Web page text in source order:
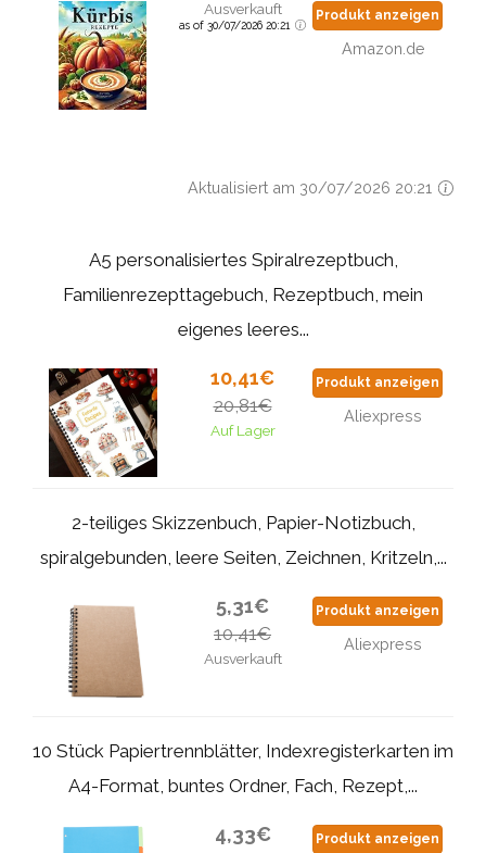
Ausverkauft
as of 30/07/2026 20:21
Produkt anzeigen
Amazon.de
Aktualisiert am 30/07/2026 20:21
A5 personalisiertes Spiralrezeptbuch,
Familienrezepttagebuch, Rezeptbuch, mein
eigenes leeres...
10,41€
20,81€
Auf Lager
Produkt anzeigen
Aliexpress
2-teiliges Skizzenbuch, Papier-Notizbuch,
spiralgebunden, leere Seiten, Zeichnen, Kritzeln,...
5,31€
10,41€
Ausverkauft
Produkt anzeigen
Aliexpress
10 Stück Papiertrennblätter, Indexregisterkarten im
A4-Format, buntes Ordner, Fach, Rezept,...
4,33€ Produkt anzeigen